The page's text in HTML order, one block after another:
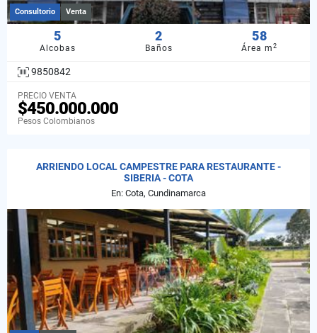
Consultorio Venta
5
Alcobas
2
Baños
58
Área m2
9850842
PRECIO VENTA
$450.000.000
Pesos Colombianos
ARRIENDO LOCAL CAMPESTRE PARA RESTAURANTE -
SIBERIA - COTA
En: Cota, Cundinamarca